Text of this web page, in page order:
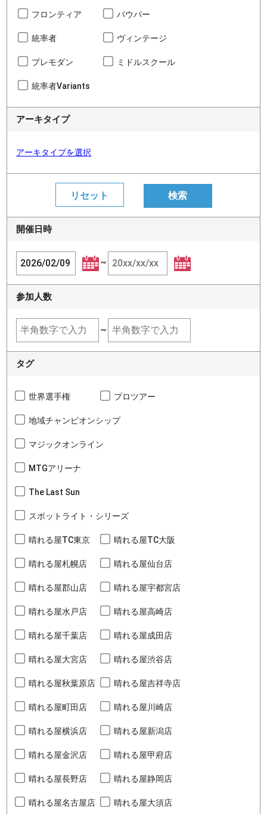
フロンティア パウパー
統率者 ヴィンテージ
プレモダン ミドルスクール
統率者Variants
アーキタイプ
アーキタイプを選択
開催日時
~
参加人数
~
タグ
世界選手権 プロツアー
地域チャンピオンシップ
マジックオンライン
MTGアリーナ
The Last Sun
スポットライト・シリーズ
晴れる屋TC東京 晴れる屋TC大阪
晴れる屋札幌店 晴れる屋仙台店
晴れる屋郡山店 晴れる屋宇都宮店
晴れる屋水戸店 晴れる屋高崎店
晴れる屋千葉店 晴れる屋成田店
晴れる屋大宮店 晴れる屋渋谷店
晴れる屋秋葉原店 晴れる屋吉祥寺店
晴れる屋町田店 晴れる屋川崎店
晴れる屋横浜店 晴れる屋新潟店
晴れる屋金沢店 晴れる屋甲府店
晴れる屋長野店 晴れる屋静岡店
晴れる屋名古屋店 晴れる屋大須店